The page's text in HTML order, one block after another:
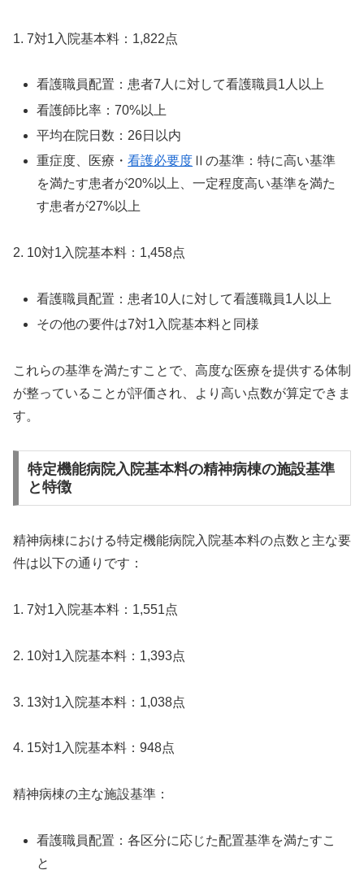
1. 7対1入院基本料：1,822点
看護職員配置：患者7人に対して看護職員1人以上
看護師比率：70%以上
平均在院日数：26日以内
重症度、医療・看護必要度 Ⅱの基準：特に高い基準
を満たす患者が20%以上、一定程度高い基準を満た
す患者が27%以上
2. 10対1入院基本料：1,458点
看護職員配置：患者10人に対して看護職員1人以上
その他の要件は7対1入院基本料と同様
これらの基準を満たすことで、高度な医療を提供する体制
が整っていることが評価され、より高い点数が算定できま
す。
特定機能病院入院基本料の精神病棟の施設基準
と特徴
精神病棟における特定機能病院入院基本料の点数と主な要
件は以下の通りです：
1. 7対1入院基本料：1,551点
2. 10対1入院基本料：1,393点
3. 13対1入院基本料：1,038点
4. 15対1入院基本料：948点
精神病棟の主な施設基準：
看護職員配置：各区分に応じた配置基準を満たすこ
と